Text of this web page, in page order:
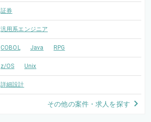
証券
汎用系エンジニア
COBOL Java RPG
z/OS Unix
詳細設計
その他の案件・求人を探す